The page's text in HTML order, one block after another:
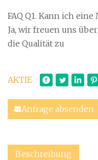
FAQ Q1. Kann ich eine Musterbestellung erhalten? A:
Ja, wir freuen uns
die Qualität zu
AKTIE
Anfrage absenden
Beschreibung